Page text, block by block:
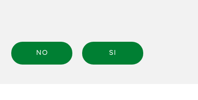
Transparencia en el uso de la IA
NO SI